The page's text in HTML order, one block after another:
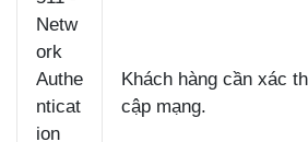
Netw
ork
Authe
nticat
ion
Khách hàng cần xác
cập mạng.